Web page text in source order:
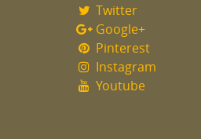
Twitter
Google+
Pinterest
Instagram
Youtube